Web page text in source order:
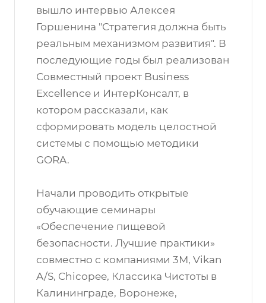
вышло интервью Алексея
Горшенина "Стратегия должна быть
реальным механизмом развития". В
последующие годы был реализован
Совместный проект Business
Excellence и ИнтерКонсалт, в
котором рассказали, как
сформировать модель целостной
системы с помощью методики
GORA.
Начали проводить открытые
обучающие семинары
«Обеспечение пищевой
безопасности. Лучшие практики»
совместно с компаниями 3М, Vikan
A/S, Chicopee, Классика Чистоты в
Калининграде, Воронеже,